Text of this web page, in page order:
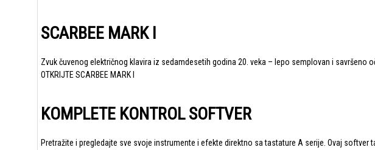
SCARBEE MARK I
Zvuk čuvenog električnog klavira iz sedamdesetih godina 20. veka – lepo semplovan i savršeno
OTKRIJTE SCARBEE MARK I
KOMPLETE KONTROL SOFTVER
Pretražite i pregledajte sve svoje instrumente i efekte direktno sa tastature A serije. Ovaj